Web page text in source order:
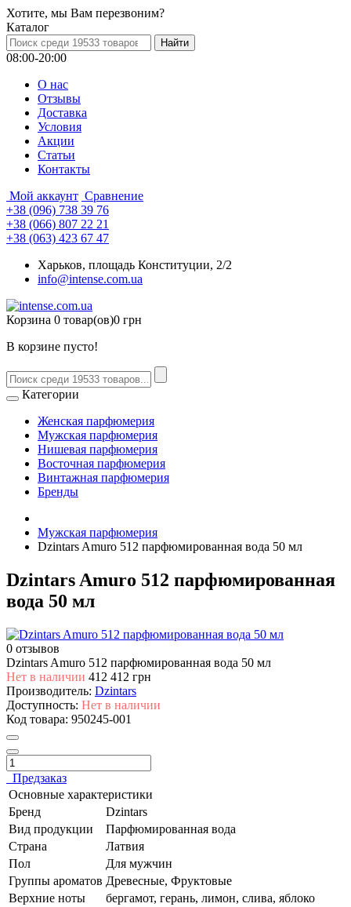
Хотите, мы Вам перезвоним?
Каталог
08:00-20:00
О нас
Отзывы
Доставка
Условия
Aкции
Статьи
Контакты
Мой аккаунт Сравнение
+38 (096) 738 39 76
+38 (066) 807 22 21
+38 (063) 423 67 47
Харьков, площадь Конституции, 2/2
info@intense.com.ua
Корзина 0 товар(ов)0 грн
В корзине пусто!
Категории
Женская парфюмерия
Мужская парфюмерия
Нишевая парфюмерия
Восточная парфюмерия
Винтажная парфюмерия
Бренды
Мужская парфюмерия
Dzintars Amuro 512 парфюмированная вода 50 мл
Dzintars Amuro 512 парфюмированная
вода 50 мл
0 отзывов
Dzintars Amuro 512 парфюмированная вода 50 мл
Нет в наличии 412 412 грн
Производитель: Dzintars
Доступность: Нет в наличии
Код товара: 950245-001
Предзаказ
Основные характеристики
Бренд
Dzintars
Вид продукции
Парфюмированная вода
Страна
Латвия
Пол
Для мужчин
Группы ароматов Древесные, Фруктовые
Верхние ноты
бергамот, герань, лимон, слива, яблоко